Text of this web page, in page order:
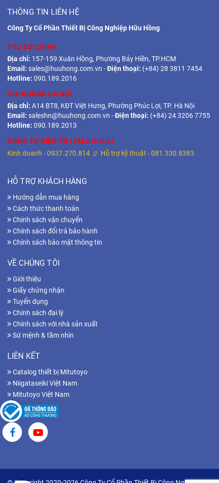
THÔNG TIN LIÊN HỆ
Công Ty Cổ Phần Thiết Bị Công Nghiệp Hữu Hồng
TRỤ SỞ CHÍNH
Địa chỉ: 157-159 Xuân Hồng, Phường Bảy Hiền, TP.HCM
Email: sales@huuhong.com.vn -Điện thoại: (+84) 28 3811 7454
Hotline: 090.189.2016
CHI NHÁNH HÀ NỘI
Địa chỉ: A14 BT8, KĐT Việt Hưng, Phường Phúc Lợi, TP. Hà Nội
Email: saleshn@huuhong.com.vn -Điện thoại: (+84) 24 3206 7755
Hotline: 090.189.2013
CÔNG TƠ ĐIỆN TỬ (ZALO/CALL)
Kinh doanh -0937.270.814 // Hỗ trợ kỹ thuật -081.330.8383
HỖ TRỢ KHÁCH HÀNG
Hướng dẫn mua hàng
Cách thức thanh toán
Chính sách vận chuyển
Chính sách đổi trả bảo hành
Chính sách bảo mật thông tin
VỀ CHÚNG TÔI
Giới thiệu
Giấy chứng nhận
Tuyển dụng
Chính sách đại lý
Chính sách với nhà sản xuất
Sứ mệnh & tầm nhìn
LIÊN KẾT
Catalog thiết bị Mitutoyo
Niigataseiki Việt Nam
Mitutoyo Việt Nam